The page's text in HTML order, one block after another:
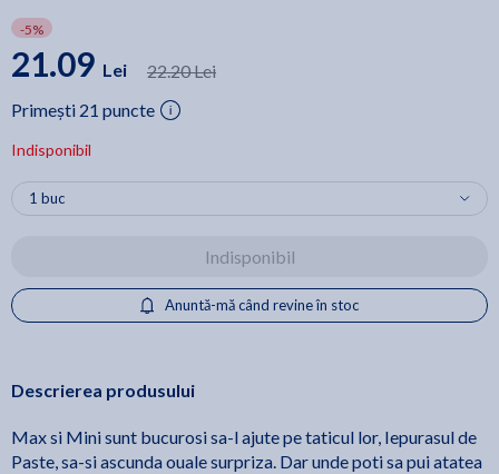
-5%
21.09 Lei
22.20 Lei
Primești 21 puncte
Indisponibil
Indisponibil
Anuntă-mă când revine în stoc
Descrierea produsului
Max si Mini sunt bucurosi sa-l ajute pe taticul lor, Iepurasul de
Paste, sa-si ascunda ouale surpriza. Dar unde poti sa pui atatea